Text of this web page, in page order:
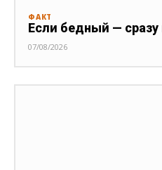
ФАКТ
Если бедный — сразу
07/08/2026